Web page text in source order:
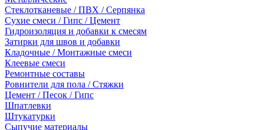
Стеклотканевые / ПВХ / Серпянка
Сухие смеси / Гипс / Цемент
Гидроизоляция и добавки к смесям
Затирки для швов и добавки
Кладочные / Монтажные смеси
Клеевые смеси
Ремонтные составы
Ровнители для пола / Стяжки
Цемент / Песок / Гипс
Шпатлевки
Штукатурки
Сыпучие материалы